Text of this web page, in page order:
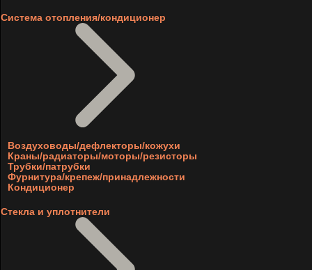
Система отопления/кондиционер
Воздуховоды/дефлекторы/кожухи
Краны/радиаторы/моторы/резисторы
Трубки/патрубки
Фурнитура/крепеж/принадлежности
Кондиционер
Стекла и уплотнители